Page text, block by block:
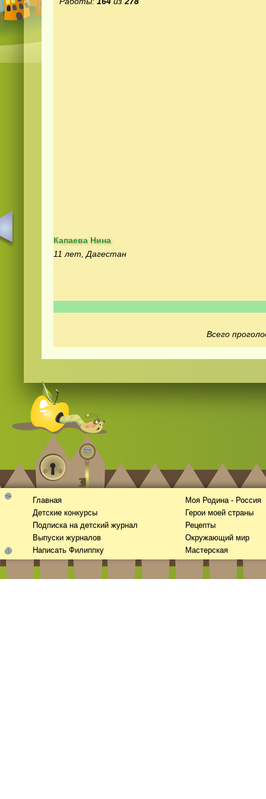
Капаева Нина
11 лет, Дагестан
Всего
Главная
Детские конкурсы
Подписка на детский журнал
Выпуски журналов
Написать Филиппку
Моя Родина - Россия
Герои моей страны
Рецепты
Окружающий мир
Мастерская